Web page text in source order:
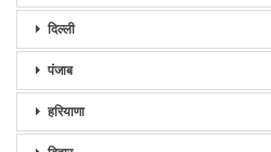
दिल्ली
पंजाब
हरियाणा